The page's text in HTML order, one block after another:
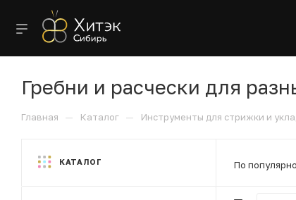
Гребни и расчески для
Главная — Каталог — Инструменты для стрижки и
По
КАТАЛОГ